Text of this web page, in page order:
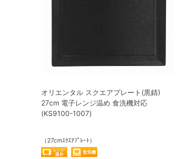
オリエンタル スクエアプレート(黒錆)
27cm 電子レンジ温め 食洗機対応
(KS9100-1007)
（27cmｽｸｴｱﾌﾟﾚｰﾄ）